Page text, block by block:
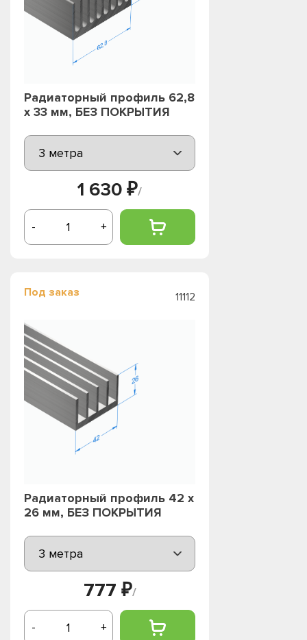
Радиаторный профиль 62,8
х 33 мм, БЕЗ ПОКРЫТИЯ
1 630 ₽/
- +
Под заказ 11112
Радиаторный профиль 42 х
26 мм, БЕЗ ПОКРЫТИЯ
777 ₽/
- +